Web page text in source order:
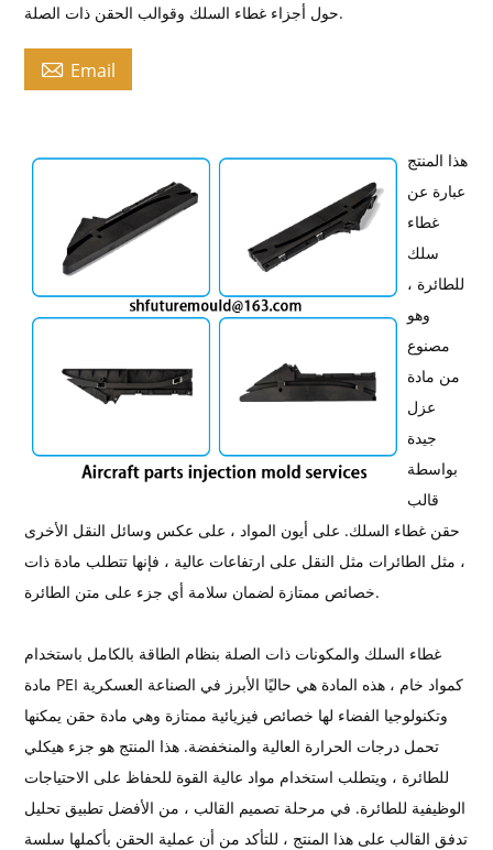
حول أجزاء غطاء السلك وقوالب الحقن ذات الصلة.
 Email
هذا المنتج
عبارة عن
غطاء
سلك
للطائرة ،
وهو
مصنوع
من مادة
عزل
جيدة
بواسطة
قالب
حقن غطاء السلك. على أيون المواد ، على عكس وسائل النقل الأخرى
، مثل الطائرات مثل النقل على ارتفاعات عالية ، فإنها تتطلب مادة ذات
خصائص ممتازة لضمان سلامة أي جزء على متن الطائرة.
غطاء السلك والمكونات ذات الصلة بنظام الطاقة بالكامل باستخدام
مادة PEI كمواد خام ، هذه المادة هي حاليًا الأبرز في الصناعة العسكرية
وتكنولوجيا الفضاء لها خصائص فيزيائية ممتازة وهي مادة حقن يمكنها
تحمل درجات الحرارة العالية والمنخفضة. هذا المنتج هو جزء هيكلي
للطائرة ، ويتطلب استخدام مواد عالية القوة للحفاظ على الاحتياجات
الوظيفية للطائرة. في مرحلة تصميم القالب ، من الأفضل تطبيق تحليل
تدفق القالب على هذا المنتج ، للتأكد من أن عملية الحقن بأكملها سلسة